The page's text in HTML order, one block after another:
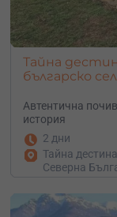
Тайна
българско
Автентична
история
2 дни
Тайна
Северна